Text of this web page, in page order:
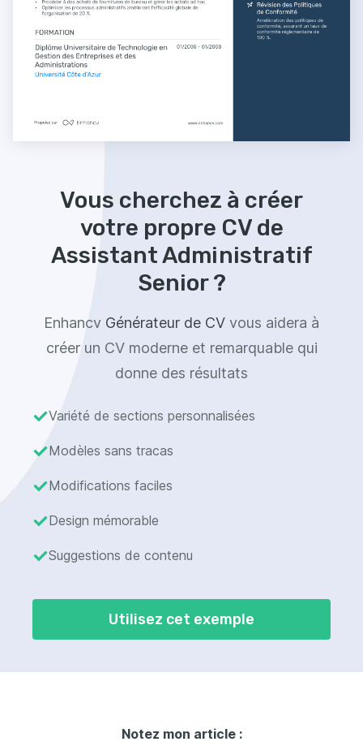
Vous cherchez à créer
votre propre CV de
Assistant Administratif
Senior ?
Enhancv Générateur de CV vous aidera à
créer un CV moderne et remarquable qui
donne des résultats
Variété de sections personnalisées
Modèles sans tracas
Modifications faciles
Design mémorable
Suggestions de contenu
Utilisez cet exemple
Notez mon article :